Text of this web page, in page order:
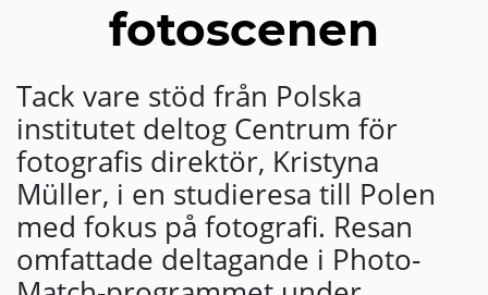
fotoscenen
Tack vare stöd från Polska
institutet deltog Centrum för
fotografis direktör, Kristyna
Müller, i en studieresa till Polen
med fokus på fotografi. Resan
omfattade deltagande i Photo-